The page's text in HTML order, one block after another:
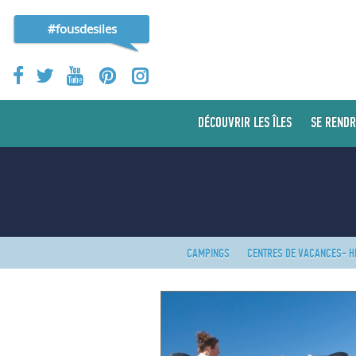
#fousdesiles
DÉCOUVRIR LES ÎLES SE
CAMPINGS CENTRES DE VACANCES-